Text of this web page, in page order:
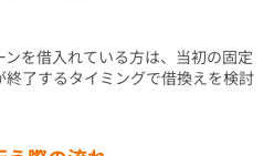
を借入れている方は、当初の固定
了するタイミングで借換えを検討